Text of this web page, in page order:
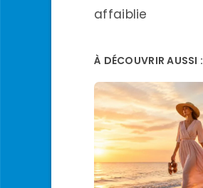
affaiblie
À DÉCOUVRIR AUSSI :